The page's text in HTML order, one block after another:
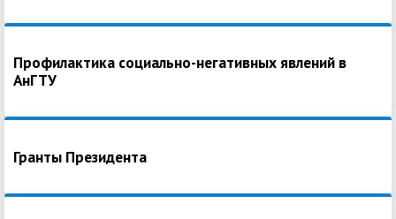
Профилактика социально-негативных явлений в
АнГТУ
Гранты Президента